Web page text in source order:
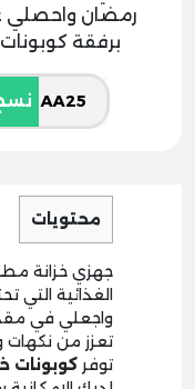
برفقة كوبونات
محتويات
جهزي خزانة
الغذائية التي
واجعلي في
تعزز من نكهات
توفر كوبونات